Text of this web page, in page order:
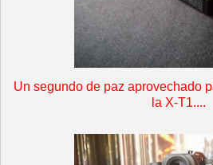
Un segundo de paz aprovechado
la X-T1....